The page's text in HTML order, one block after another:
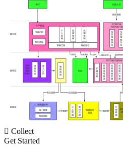
 Collect
Get Started